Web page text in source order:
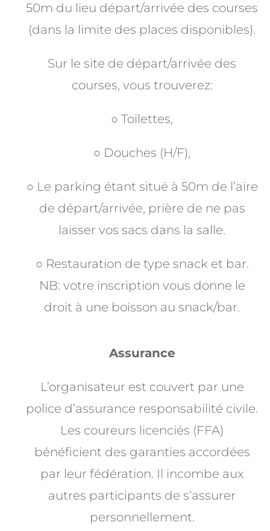
50m du lieu départ/arrivée des courses
(dans la limite des places disponibles).
Sur le site de départ/arrivée des
courses, vous trouverez:
○ Toilettes,
○ Douches (H/F),
○ Le parking étant situé à 50m de l’aire
de départ/arrivée, prière de ne pas
laisser vos sacs dans la salle.
○ Restauration de type snack et bar.
NB: votre inscription vous donne le
droit à une boisson au snack/bar.
Assurance
L’organisateur est couvert par une
police d’assurance responsabilité civile.
Les coureurs licenciés (FFA)
bénéficient des garanties accordées
par leur fédération. Il incombe aux
autres participants de s’assurer
personnellement.